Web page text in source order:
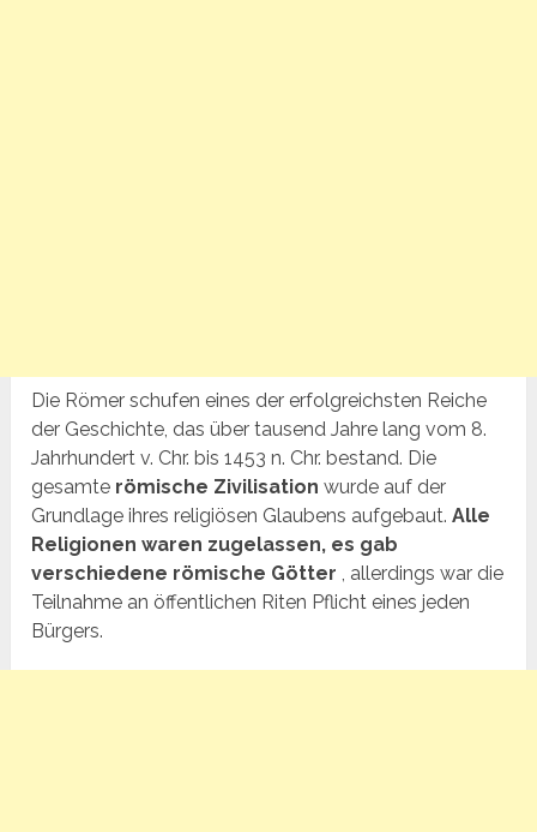
Die Römer schufen eines der erfolgreichsten Reiche
der Geschichte, das über tausend Jahre lang vom 8.
Jahrhundert v. Chr. bis 1453 n. Chr. bestand. Die
gesamte römische Zivilisation wurde auf der
Grundlage ihres religiösen Glaubens aufgebaut.Alle
Religionen waren zugelassen, es gab
verschiedene römische Götter , allerdings war die
Teilnahme an öffentlichen Riten Pflicht eines jeden
Bürgers.